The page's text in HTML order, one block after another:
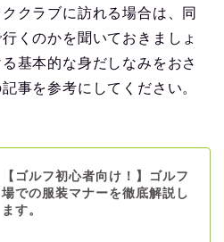
クラブに訪れる場合は、同
くのかを聞いておきましょ
基本的な身だしなみをおさ
事を参考にしてください。
【ゴルフ初心者向け！】ゴルフ
場での服装マナーを徹底解説し
ます。